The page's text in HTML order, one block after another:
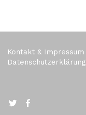
Kontakt & Impressum
Datenschutzerklärung